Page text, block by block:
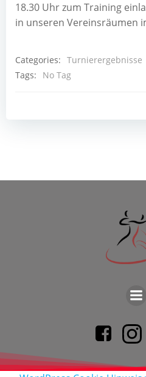
18.30 Uhr zum Trai­ning
in unse­ren Ver­eins­räu­men
Categories: Turnierergebnisse
Tags:
No Tag